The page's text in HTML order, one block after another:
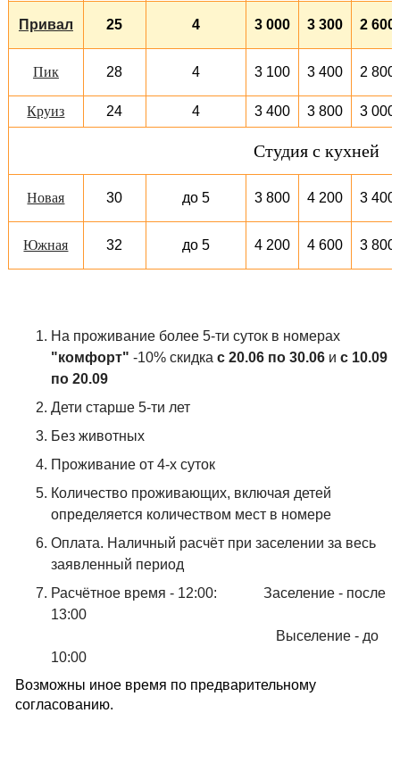
Привал 25 4 3 000 3 300 2 600
Пик 28 4 3 100 3 400 2 800
Круиз 24 4 3 400 3 800 3 000
Студия с кухней
Новая 30 до 5 3 800 4 200 3 400
Южная 32 до 5 4 200 4 600 3 800
На проживание более 5-ти суток в номерах
"комфорт" -10% скидка с 20.06 по 30.06и с 10.09
по 20.09
Дети старше 5-ти лет
Без животных
Проживание от 4-х суток
Количество проживающих, включая детей
определяется количеством мест в номере
Оплата. Наличный расчёт при заселении за весь
заявленный период
Расчётное время - 12:00: Заселение - после
13:00
Выселение - до
10:00
Возможны иное время по предварительному
согласованию.